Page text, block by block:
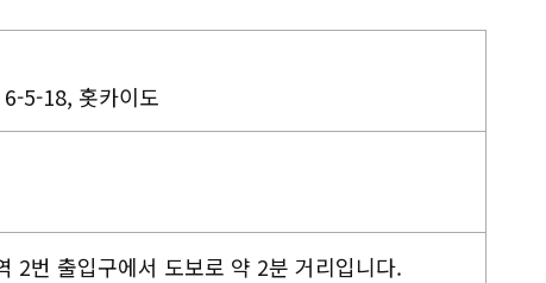
5-18, 홋카이도
2번 출입구에서 도보로 약 2분 거리입니다.